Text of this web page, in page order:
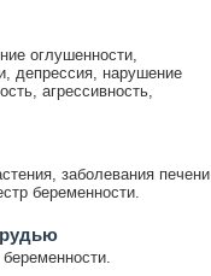
оглушенности,
депрессия, нарушение
агрессивность,
заболевания печени
беременности.